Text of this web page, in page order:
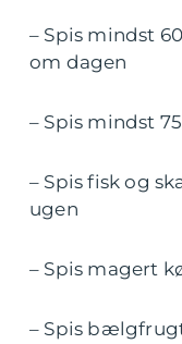
– Spis mindst
om dagen
– Spis mindst
– Spis fisk og
ugen
– Spis magert
– Spis